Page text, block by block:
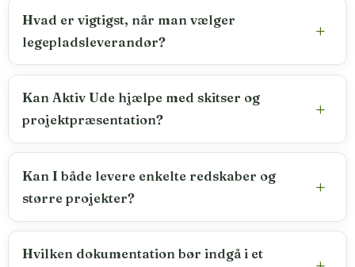
Hvad er vigtigst, når man vælger
legepladsleverandør?
Kan Aktiv Ude hjælpe med skitser og
projektpræsentation?
Kan I både levere enkelte redskaber og
større projekter?
Hvilken dokumentation bør indgå i et